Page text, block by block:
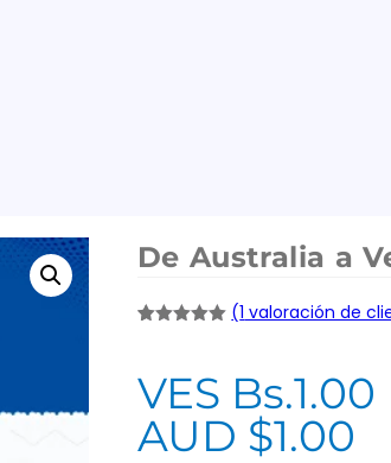
De Australia a
a
valoración
de un
cliente
(1 valoración de
VES Bs.1.00
AUD $1.00